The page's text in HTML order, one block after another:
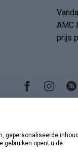
AMC
prijs
Vosmedisch.nl - A.
gepersonaliseerde
gebruiken opent u de